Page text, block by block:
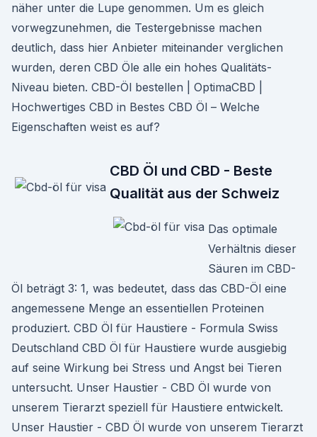
näher unter die Lupe genommen. Um es gleich
vorwegzunehmen, die Testergebnisse machen
deutlich, dass hier Anbieter miteinander verglichen
wurden, deren CBD Öle alle ein hohes Qualitäts-
Niveau bieten. CBD-Öl bestellen | OptimaCBD |
Hochwertiges CBD in Bestes CBD Öl – Welche
Eigenschaften weist es auf?
CBD Öl und CBD - Beste
Qualität aus der Schweiz
Das optimale
Verhältnis dieser
Säuren im CBD-
Öl beträgt 3: 1, was bedeutet, dass das CBD-Öl eine
angemessene Menge an essentiellen Proteinen
produziert. CBD Öl für Haustiere - Formula Swiss
Deutschland CBD Öl für Haustiere wurde ausgiebig
auf seine Wirkung bei Stress und Angst bei Tieren
untersucht. Unser Haustier - CBD Öl wurde von
unserem Tierarzt speziell für Haustiere entwickelt.
Unser Haustier - CBD Öl wurde von unserem Tierarzt